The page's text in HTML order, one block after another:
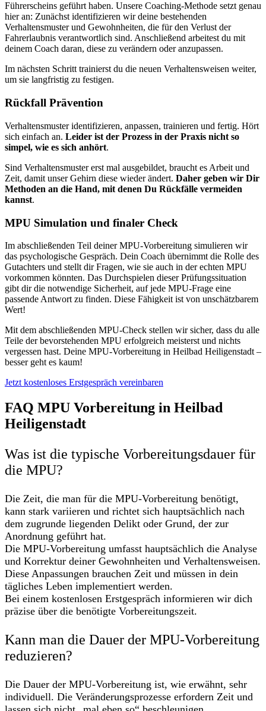
Führerscheins geführt haben. Unsere Coaching-Methode setzt genau
hier an: Zunächst identifizieren wir deine bestehenden
Verhaltensmuster und Gewohnheiten, die für den Verlust der
Fahrerlaubnis verantwortlich sind. Anschließend arbeitest du mit
deinem Coach daran, diese zu verändern oder anzupassen.
Im nächsten Schritt trainierst du die neuen Verhaltensweisen weiter,
um sie langfristig zu festigen.
Rückfall Prävention
Verhaltensmuster identifizieren, anpassen, trainieren und fertig. Hört
sich einfach an. Leider ist der Prozess in der Praxis nicht so
simpel, wie es sich anhört.
Sind Verhaltensmuster erst mal ausgebildet, braucht es Arbeit und
Zeit, damit unser Gehirn diese wieder ändert. Daher geben wir Dir
Methoden an die Hand, mit denen Du Rückfälle vermeiden
kannst.
MPU Simulation und finaler Check
Im abschließenden Teil deiner MPU-Vorbereitung simulieren wir
das psychologische Gespräch. Dein Coach übernimmt die Rolle des
Gutachters und stellt dir Fragen, wie sie auch in der echten MPU
vorkommen könnten. Das Durchspielen dieser Prüfungssituation
gibt dir die notwendige Sicherheit, auf jede MPU-Frage eine
passende Antwort zu finden. Diese Fähigkeit ist von unschätzbarem
Wert!
Mit dem abschließenden MPU-Check stellen wir sicher, dass du alle
Teile der bevorstehenden MPU erfolgreich meisterst und nichts
vergessen hast. Deine MPU-Vorbereitung in Heilbad Heiligenstadt –
besser geht es kaum!
Jetzt kostenloses Erstgespräch vereinbaren
FAQ MPU Vorbereitung in Heilbad
Heiligenstadt
Was ist die typische Vorbereitungsdauer für
die MPU?
Die Zeit, die man für die MPU-Vorbereitung benötigt,
kann stark variieren und richtet sich hauptsächlich nach
dem zugrunde liegenden Delikt oder Grund, der zur
Anordnung geführt hat.
Die MPU-Vorbereitung umfasst hauptsächlich die Analyse
und Korrektur deiner Gewohnheiten und Verhaltensweisen.
Diese Anpassungen brauchen Zeit und müssen in dein
tägliches Leben implementiert werden.
Bei einem kostenlosen Erstgespräch informieren wir dich
präzise über die benötigte Vorbereitungszeit.
Kann man die Dauer der MPU-Vorbereitung
reduzieren?
Die Dauer der MPU-Vorbereitung ist, wie erwähnt, sehr
individuell. Die Veränderungsprozesse erfordern Zeit und